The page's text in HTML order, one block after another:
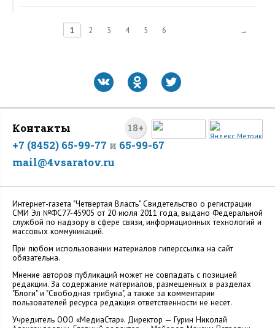
1 2 3 4 5 6 →
18+
Контакты
+7 (8452) 65-99-77 и 65-99-67
mail@4vsaratov.ru
Интернет-газета "Четвертая Власть" Cвидетельство о регистрации
СМИ Эл №ФС77-45905 от 20 июля 2011 года, выдано Федеральной
службой по надзору в сфере связи, информационных технологий и
массовых коммуникаций.
При любом использовании материалов гиперссылка на сайт
обязательна.
Мнение авторов публикаций может не совпадать с позицией
редакции. За содержание материалов, размещенных в разделах
"Блоги" и "Свободная трибуна", а также за комментарии
пользователей ресурса редакция ответственности не несет.
Учредитель ООО «МедиаСтар». Директор — Гурин Николай